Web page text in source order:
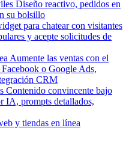
Diseño reactivo, pedidos en
su bolsillo
para chatear con visitantes
y acepte solicitudes de
Aumente las ventas con el
o Google Ads,
CRM
Contenido convincente bajo
IA, prompts detallados,
y tiendas en línea